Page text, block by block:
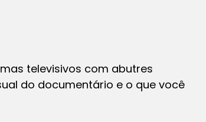
televisivos com abutres
do documentário e o que você